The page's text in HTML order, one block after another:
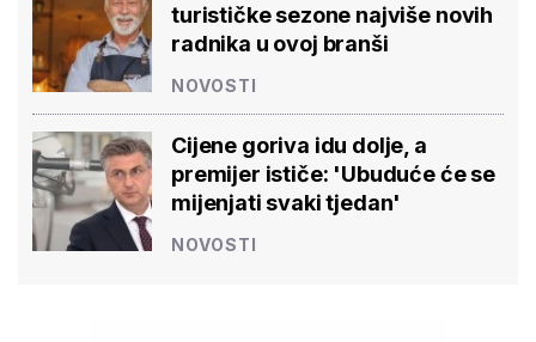
turističke sezone najviše novih
radnika u ovoj branši
NOVOSTI
Cijene goriva idu dolje, a
premijer ističe: 'Ubuduće će se
mijenjati svaki tjedan'
NOVOSTI